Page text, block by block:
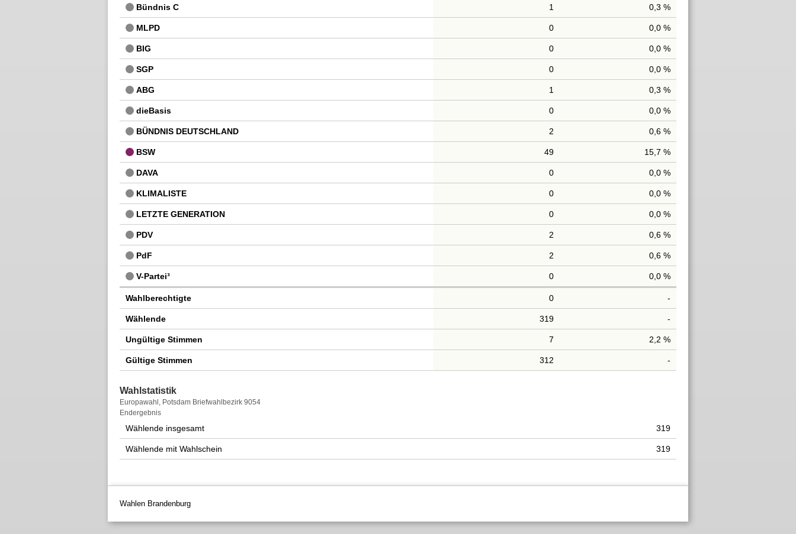
Bündnis C 1 0,3 %
MLPD 0 0,0 %
BIG 0 0,0 %
SGP 0 0,0 %
ABG 1 0,3 %
dieBasis 0 0,0 %
BÜNDNIS DEUTSCHLAND 2 0,6 %
BSW 49 15,7 %
DAVA 0 0,0 %
KLIMALISTE 0 0,0 %
LETZTE GENERATION 0 0,0 %
PDV 2 0,6 %
PdF 2 0,6 %
V-Partei³ 0 0,0 %
Wahlberechtigte 0 -
Wählende 319 -
Ungültige Stimmen 7 2,2 %
Gültige Stimmen 312 -
Wahlstatistik
Wahlstatistik
Europawahl, Potsdam Briefwahlbezirk 9054
Endergebnis
Wählende insgesamt 319
Wählende mit Wahlschein 319
Wahlen Brandenburg